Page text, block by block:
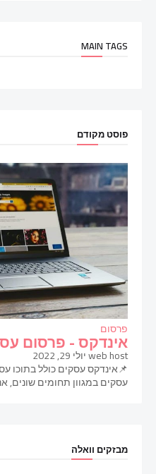
MAIN TAGS
פוסט מקודם
פרסום
אינדקס - פרסום
web hostיולי 29, 2022
📌אינדקס עסקים כולל בתוכו
עסקים במגוון תחומים שונים,
מבזקים וואלה